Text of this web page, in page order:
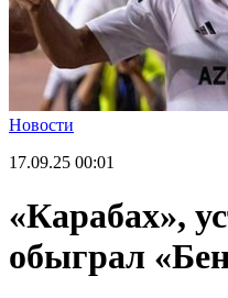
Новости
17.09.25 00:01
«Карабах»,
обыграл